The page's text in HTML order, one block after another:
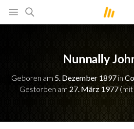
Nunnally
Geboren am 5. Dezember 1897 in
Gestorben am 27. März 1977(mit